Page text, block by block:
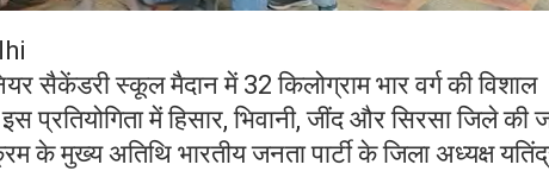
सैकेंडरी स्कूल मैदान में 32 किलोग्राम भार वर्ग की विशाल
प्रतियोगिता में हिसार, भिवानी, जींद और सिरसा जिले की
के मुख्य अतिथि भारतीय जनता पार्टी के जिला अध्यक्ष